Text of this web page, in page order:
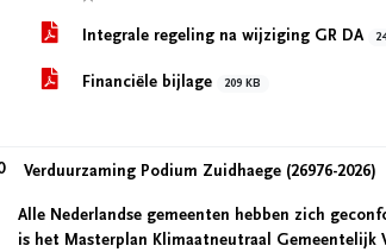
Integrale regeling na wijziging GR DA
Financiële bijlage 209 KB
Verduurzaming Podium Zuidhaege (26976-2026)
Alle Nederlandse gemeenten hebben zich
is het Masterplan Klimaatneutraal Gemeentelijk